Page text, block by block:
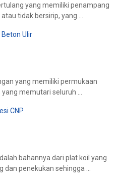
yang memiliki penampang
tidak bersirip, yang ...
yang memiliki permukaan
memutari seluruh ...
bahannya dari plat koil yang
penekukan sehingga ...